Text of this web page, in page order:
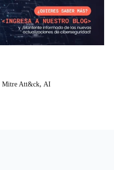
Mitre Att&ck, AI